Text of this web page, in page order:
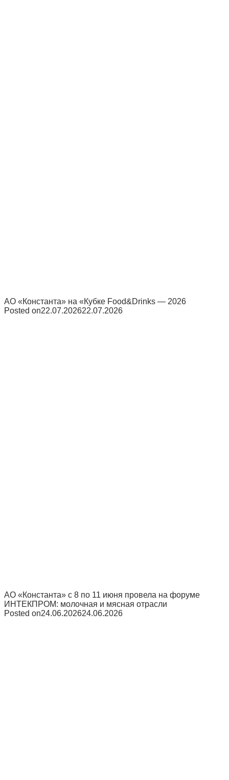
АО «Константа» на «Кубке Food&Drinks — 2026
Posted on22.07.202622.07.2026
АО «Константа» с 8 по 11 июня провела на форуме
ИНТЕКПРОМ: молочная и мясная отрасли
Posted on24.06.202624.06.2026